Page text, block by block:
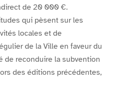
de 20 000 €.
qui pèsent sur les
locales et de
de la Ville en faveur du
de reconduire la subvention
des éditions précédentes,